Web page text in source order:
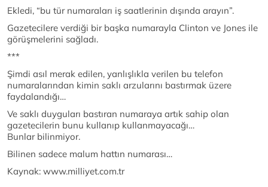
Ekledi, “bu tür numaraları iş saatlerinin dışında arayın”.
Gazetecilere verdiği bir başka numarayla Clinton ve Jones ile
görüşmelerini sağladı.
***
Şimdi asıl merak edilen, yanlışlıkla verilen bu telefon
numaralarından kimin saklı arzularını bastırmak üzere
faydalandığı…
Ve saklı duyguları bastıran numaraya artık sahip olan
gazetecilerin bunu kullanıp kullanmayacağı…
Bunlar bilinmiyor.
Bilinen sadece malum hattın numarası…
Kaynak: www.milliyet.com.tr